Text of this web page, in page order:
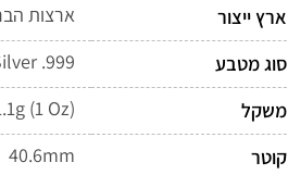
ארץ ייצור
ארצות
סוג מטבע
.999
משקל
(1 Oz)
קוטר
40.6mm